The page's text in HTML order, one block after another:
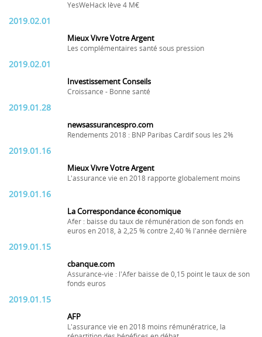
YesWeHack lève 4 M€
2019.02.01
Mieux Vivre Votre Argent
Les complémentaires santé sous pression
2019.02.01
Investissement Conseils
Croissance - Bonne santé
2019.01.28
newsassurancespro.com
Rendements 2018 : BNP Paribas Cardif sous les 2%
2019.01.16
Mieux Vivre Votre Argent
L'assurance vie en 2018 rapporte globalement moins
2019.01.16
La Correspondance économique
Afer : baisse du taux de rémunération de son fonds en
euros en 2018, à 2,25 % contre 2,40 % l'année dernière
2019.01.15
cbanque.com
Assurance-vie : l'Afer baisse de 0,15 point le taux de son
fonds euros
2019.01.15
AFP
L'assurance vie en 2018 moins rémunératrice, la